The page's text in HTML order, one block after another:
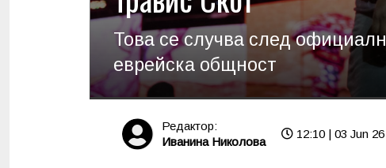
Това се случва след
еврейска общност
Редактор:
Иванина Николова
12:10 | 03 Jun 26